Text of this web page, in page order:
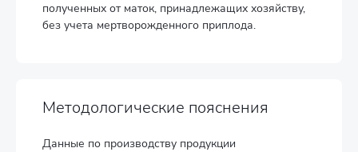
полученных от маток, принадлежащих хозяйству,
без учета мертворожденного приплода.
Методологические пояснения
Данные по производству продукции